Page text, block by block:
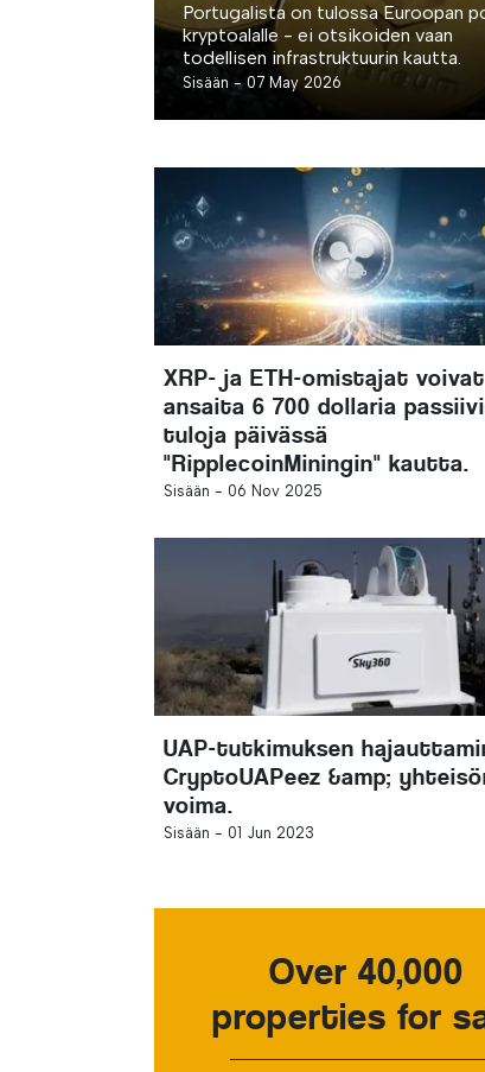
Portugalista on tulossa Euroopan
kryptoalalle - ei otsikoiden vaan
todellisen infrastruktuurin kautta.
Sisään - 07 May 2026
XRP- ja ETH-omistajat voivat
ansaita 6 700 dollaria
tuloja päivässä
"RipplecoinMiningin" kautta.
Sisään - 06 Nov 2025
UAP-tutkimuksen
CryptoUAPeez &amp;
voima.
Sisään - 01 Jun 2023
Over 40,000
properties for